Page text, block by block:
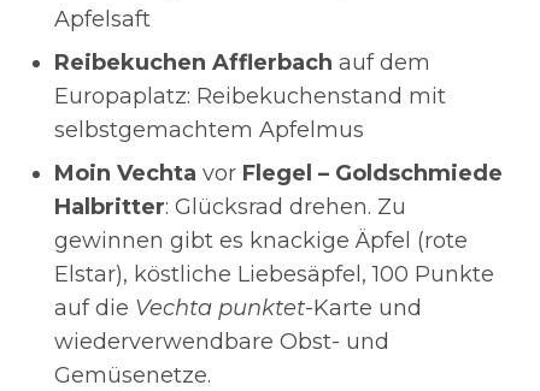
Apfelsaft
Reibekuchen Afflerbach auf dem
Europaplatz: Reibekuchenstand mit
selbstgemachtem Apfelmus
Moin Vechta vor Flegel – Goldschmiede
Halbritter: Glücksrad drehen. Zu
gewinnen gibt es knackige Äpfel (rote
Elstar), köstliche Liebesäpfel, 100 Punkte
auf die Vechta punktet-Karte und
wiederverwendbare Obst- und
Gemüsenetze.